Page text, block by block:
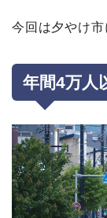
今回は夕やけ市
年間4万人